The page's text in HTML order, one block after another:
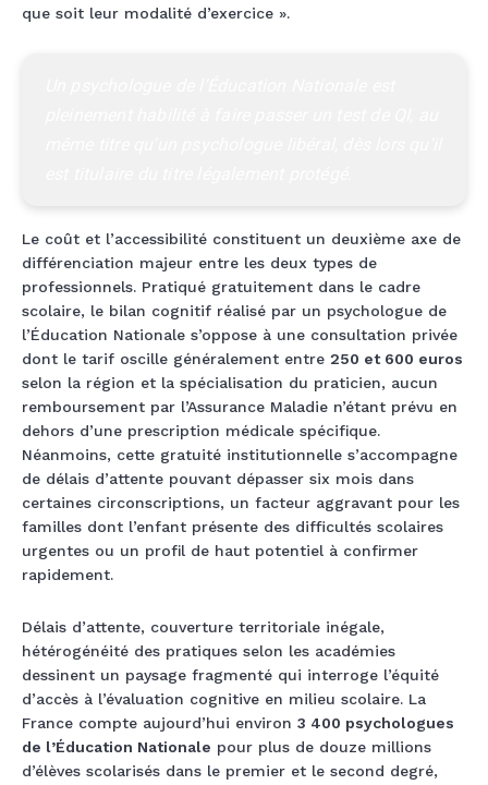
que soit leur modalité d’exercice ».
Le coût et l’accessibilité constituent un deuxième axe de
différenciation majeur entre les deux types de
professionnels. Pratiqué gratuitement dans le cadre
scolaire, le bilan cognitif réalisé par un psychologue de
l’Éducation Nationale s’oppose à une consultation privée
dont le tarif oscille généralement entre 250 et 600 euros
selon la région et la spécialisation du praticien, aucun
remboursement par l’Assurance Maladie n’étant prévu en
dehors d’une prescription médicale spécifique.
Néanmoins, cette gratuité institutionnelle s’accompagne
de délais d’attente pouvant dépasser six mois dans
certaines circonscriptions, un facteur aggravant pour les
familles dont l’enfant présente des difficultés scolaires
urgentes ou un profil de haut potentiel à confirmer
rapidement.
Délais d’attente, couverture territoriale inégale,
hétérogénéité des pratiques selon les académies
dessinent un paysage fragmenté qui interroge l’équité
d’accès à l’évaluation cognitive en milieu scolaire. La
France compte aujourd’hui environ 3 400 psychologues
de l’Éducation Nationale pour plus de douze millions
d’élèves scolarisés dans le premier et le second degré,